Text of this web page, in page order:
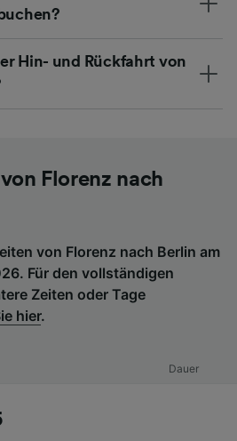
Hin- und Rückfahrt von
Florenz nach
von Florenz nach Berlin am
Für den vollständigen
Zeiten oder Tage
hier.
Dauer